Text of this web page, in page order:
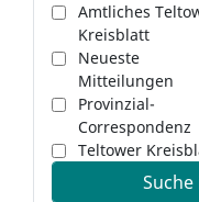
Amtliches
Kreisblatt
Neueste
Mitteilungen
Provinzial-
Correspondenz
Teltower